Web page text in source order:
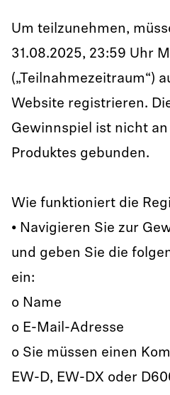
Um teilzunehmen,
31.08.2025, 23:59 Uhr
(„Teilnahmezeitraum“)
Website registrieren.
Gewinnspiel ist nicht
Produktes gebunden.
Wie funktioniert die
• Navigieren Sie zur
und geben Sie die
ein:
o Name
o E-Mail-Adresse
o Sie müssen einen
EW-D, EW-DX oder